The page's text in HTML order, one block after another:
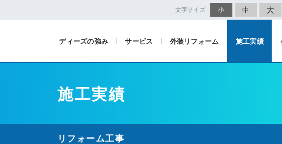
文字サイズ 小 中 大
ディーズの強み サービス 外装リフォーム 施工実績
施工実績
リフォーム工事